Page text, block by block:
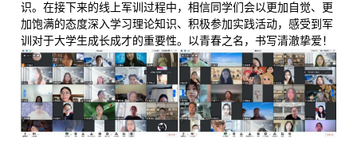
识。在接下来的线上军训过程中，相信同学们会以更加自觉、更
加饱满的态度深入学习理论知识、积极参加实践活动，感受到军
训对于大学生成长成才的重要性。以青春之名，书写清澈挚爱！